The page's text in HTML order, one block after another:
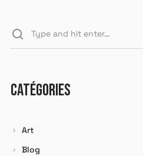
CATÉGORIES
Art
Blog